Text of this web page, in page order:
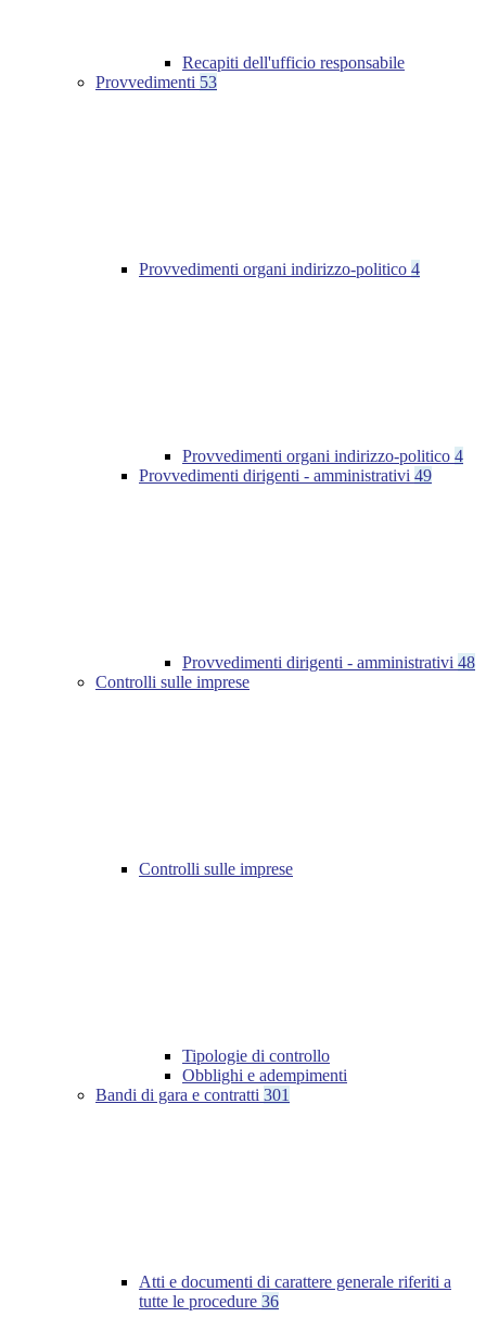
Recapiti dell'ufficio responsabile
Provvedimenti 53
Provvedimenti organi indirizzo-politico 4
Provvedimenti organi indirizzo-politico 4
Provvedimenti dirigenti - amministrativi 49
Provvedimenti dirigenti - amministrativi 48
Controlli sulle imprese
Controlli sulle imprese
Tipologie di controllo
Obblighi e adempimenti
Bandi di gara e contratti 301
Atti e documenti di carattere generale riferiti a
tutte le procedure 36